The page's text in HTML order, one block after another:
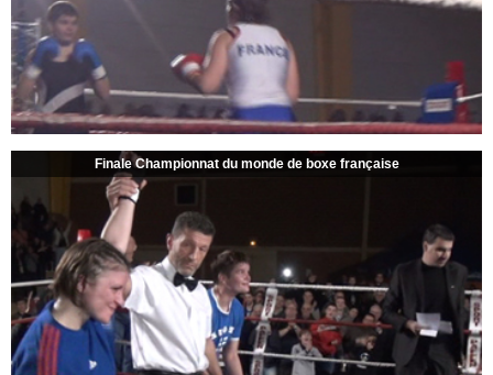
Finale Championnat du monde de boxe française